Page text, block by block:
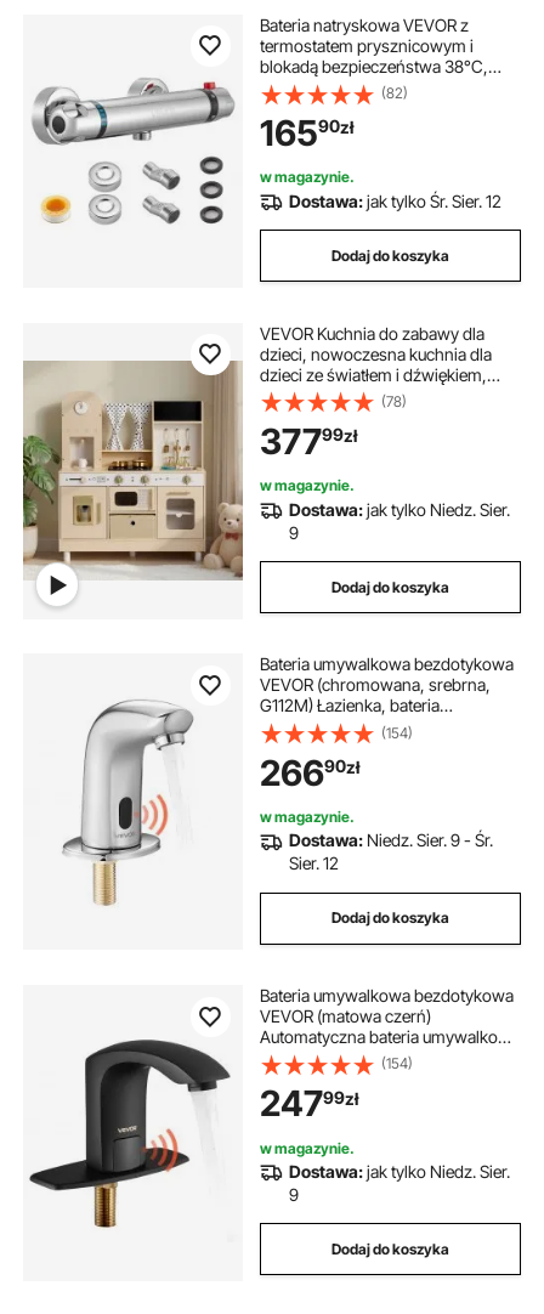
Bateria natryskowa VEVOR z
termostatem prysznicowym i
blokadą bezpieczeństwa 38°C,
zawór do baterii natryskowej,
bateria wannowa, zawory
regulujące temperaturę do łazienki,
kampera, hotelu, powłoka
chromowana
(82)
16590zł
w magazynie.
Dostawa:jak tylko Śr. Sier. 12
Dodaj do koszyka
VEVOR Kuchnia do zabawy dla
dzieci, nowoczesna kuchnia dla
dzieci ze światłem i dźwiękiem,
drewniana kuchnia z kuchenką,
piekarnikiem, zlewem, kuchenką
mikrofalową, dozownikiem lodu i
dozownikiem napojów, zabawka
kuchenna z zestawem do
gotowania dla dzieci w wieku od 3
lat, beżowa
(78)
37799zł
w magazynie.
Dostawa:jak tylko Niedz. Sier.
9
Dodaj do koszyka
Bateria umywalkowa bezdotykowa
VEVOR (chromowana, srebrna,
G112M) Łazienka, bateria
umywalkowa, bateria sensorowa z
pokrywką otworu, bateria zasilana
bateryjnie, bateria toaletowa,
bateria umywalkowa
(154)
26690zł
w magazynie.
Dostawa: Niedz. Sier. 9 - Śr.
Sier. 12
Dodaj do koszyka
Bateria umywalkowa bezdotykowa
VEVOR (matowa czerń)
Automatyczna bateria umywalkowa
do łazienki, bateria z czujnikiem
ruchu, bezdotykowa, regulowana
(zimna/ciepła woda), bateria
zasilana bateryjnie, bateria
(154)
24799zł
w magazynie.
Dostawa:jak tylko Niedz. Sier.
9
Dodaj do koszyka